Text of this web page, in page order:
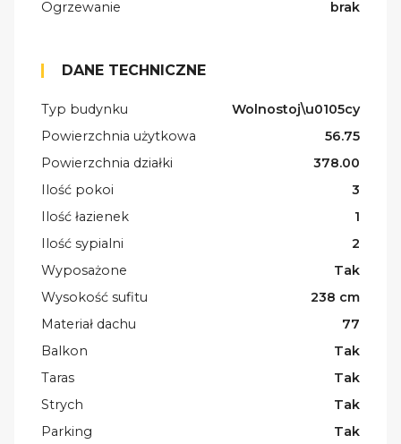
Ogrzewanie brak
DANE TECHNICZNE
Typ budynku
Wolnostoj\u0105cy
Powierzchnia użytkowa
56.75
Powierzchnia działki
378.00
Ilość pokoi
3
Ilość łazienek
1
Ilość sypialni
2
Wyposażone
Tak
Wysokość sufitu
238 cm
Materiał dachu
77
Balkon
Tak
Taras
Tak
Strych
Tak
Parking
Tak